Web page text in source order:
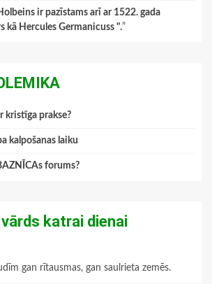
ir pazīstams arī ar 1522. gada
kā Hercules Germanicuss ".”
kristīga prakse?
kalpošanas laiku
forums?
vārds katrai dienai
gan rītausmas, gan saulrieta zemēs.